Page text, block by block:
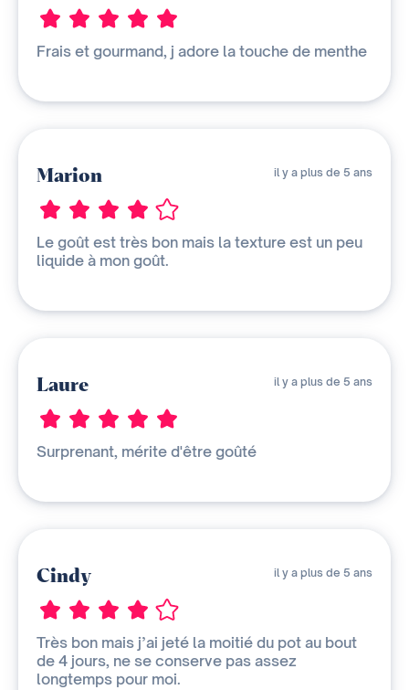
Frais et gourmand, j adore la touche de menthe
Marion il y a plus de 5 ans
Le goût est très bon mais la texture est un peu
liquide à mon goût.
Laure il y a plus de 5 ans
Surprenant, mérite d'être goûté
Cindy il y a plus de 5 ans
Très bon mais j’ai jeté la moitié du pot au bout
de 4 jours, ne se conserve pas assez
longtemps pour moi.